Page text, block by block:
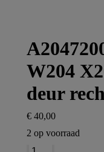
W204
deur
€ 40,00
2 op voorraad
A2047200680